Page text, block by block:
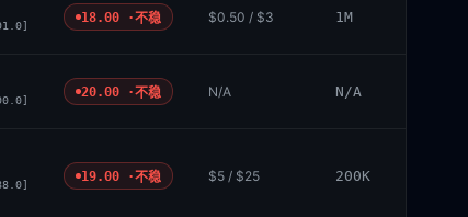
18.00 ·不稳 $0.50 / $3 1M
20.00 ·不稳 N/A N/A
19.00 ·不稳 $5 / $25 200K